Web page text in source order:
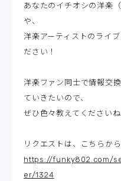
あなたのイチオシの洋楽
や、
洋楽アーティストのライ
ださい！
洋楽ファン同士で情報交
ていきたいので、
ぜひ色々教えてくださいね
リクエストは、こちらから
https://funky802.com/
er/1324